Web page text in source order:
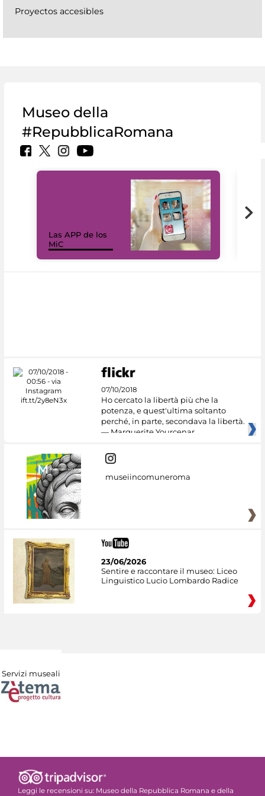
Proyectos accesibles
Museo della
#RepubblicaRomana
Las APP de los
MiC
07/10/2018
Ho cercato la libertà più che la
potenza, e quest'ultima soltanto
perché, in parte, secondava la libertà.
— Marguerite Yourcenar
museiincomuneroma
23/06/2026
Sentire e raccontare il museo: Liceo
Linguistico Lucio Lombardo Radice
Servizi museali
Leggi le recensioni su: Museo della Repubblica Romana e della